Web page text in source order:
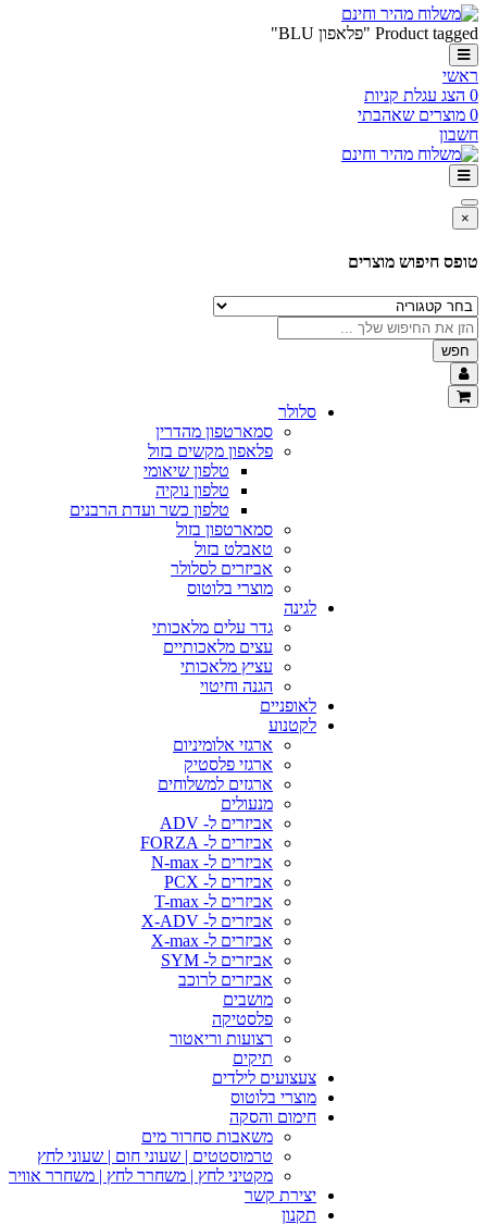
Product tagged "פלאפון BLU"
ראשי
0 הצג עגלת קניות
0 מוצרים שאהבתי
חשבון
×
טופס חיפוש מוצרים
חפש
סלולר
סמארטפון מהדרין
פלאפון מקשים בזול
טלפון שיאומי
טלפון נוקיה
טלפון כשר ועדת הרבנים
סמארטפון בזול
טאבלט בזול
אביזרים לסלולר
מוצרי בלוטוס
לגינה
גדר עלים מלאכותי
עצים מלאכותיים
עציץ מלאכותי
הגנה וחיטוי
לאופניים
לקטנוע
ארגזי אלומיניום
ארגזי פלסטיק
ארגזים למשלוחים
מנעולים
אביזרים ל- ADV
אביזרים ל- FORZA
אביזרים ל- N-max
אביזרים ל- PCX
אביזרים ל- T-max
אביזרים ל- X-ADV
אביזרים ל- X-max
אביזרים ל- SYM
אביזרים לרוכב
מושבים
פלסטיקה
רצועות וריאטור
תיקים
צעצועים לילדים
מוצרי בלוטוס
חימום והסקה
משאבות סחרור מים
טרמוסטטים | שעוני חום | שעוני לחץ
מקטיני לחץ | משחרר לחץ | משחרר אוויר
יצירת קשר
תקנון